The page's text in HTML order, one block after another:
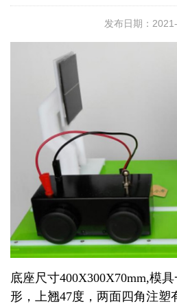
发布日期：
底座尺寸400X300X70mm,模
形，上翘47度，两面四角注塑